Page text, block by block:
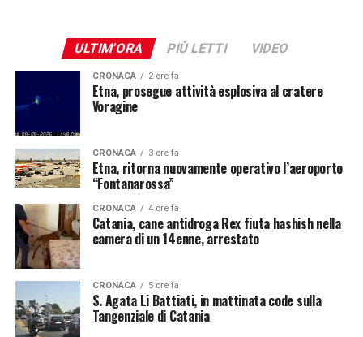
ULTIM'ORA PIÙ LETTI VIDEO
CRONACA 2 ore fa
Etna, prosegue attività esplosiva al cratere
Voragine
CRONACA 3 ore fa
Etna, ritorna nuovamente operativo l’aeroporto
“Fontanarossa”
CRONACA 4 ore fa
Catania, cane antidroga Rex fiuta hashish nella
camera di un 14enne, arrestato
CRONACA 5 ore fa
S. Agata Li Battiati, in mattinata code sulla
Tangenziale di Catania